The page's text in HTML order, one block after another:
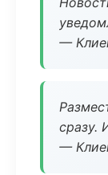
—
сразу.
—